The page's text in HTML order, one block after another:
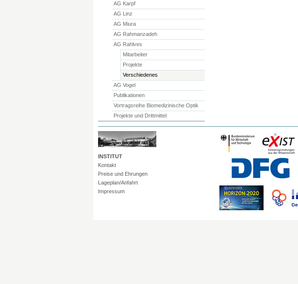
AG Karpf
AG Linz
AG Miura
AG Rahmanzadeh
AG Rahlves
Mitarbeiter
Projekte
Verschiedenes
AG Vogel
Publikationen
Vortragsreihe Biomedizinische Optik
Projekte und Drittmittel
INSTITUT
Kontakt
Preise und Ehrungen
Lageplan/Anfahrt
Impressum